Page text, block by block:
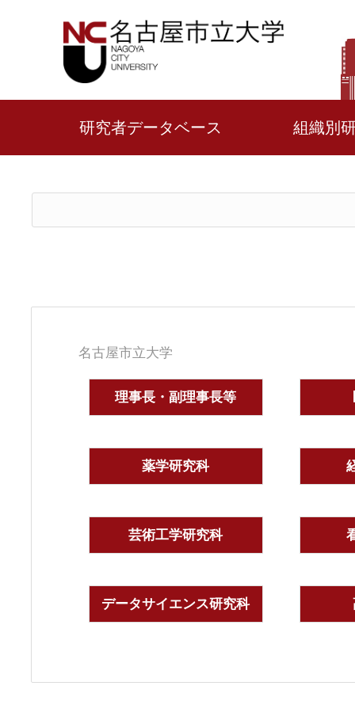
研究者データベース 組織別
名古屋市立大学
理事長・副理事長等
薬学研究科
芸術工学研究科
データサイエンス研究科